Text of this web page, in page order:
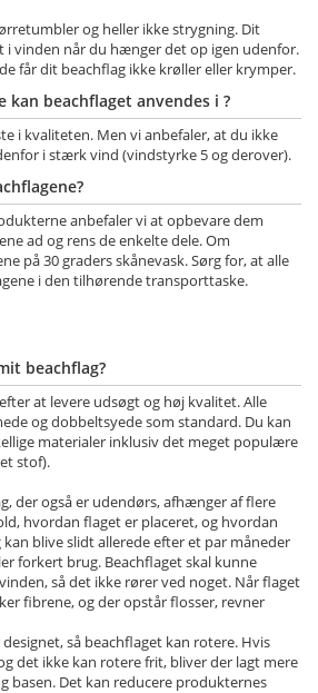
og heller ikke strygning. Dit
i vinden når du hænger det op igen udenfor.
får dit beachflag ikke krøller eller krymper.
kan beachflaget anvendes i ?
i kvaliteten. Men vi anbefaler, at du ikke
i stærk vind (vindstyrke 5 og derover).
anbefaler vi at opbevare dem
ad og rens de enkelte dele. Om
på 30 graders skånevask. Sørg for, at alle
i den tilhørende transporttaske.
beachflag?
at levere udsøgt og høj kvalitet.Alle
og dobbeltsyede som standard. Du kan
materialer inklusiv det meget populære
stof).
der også er udendørs, afhænger af flere
hvordan flaget er placeret, og hvordan
blive slidt allerede efter et par måneder
forkert brug. Beachflaget skal kunne
så det ikke rører ved noget. Når flaget
fibrene, og der opstår flosser, revner
så beachflaget kan rotere. Hvis
det ikke kan rotere frit, bliver der lagt mere
basen. Det kan reducere produkternes